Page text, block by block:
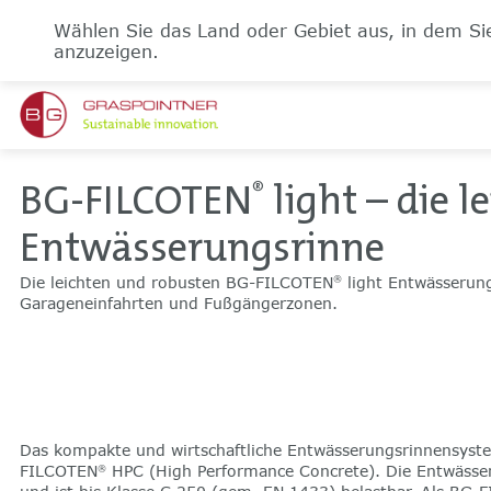
Wählen Sie das Land oder Gebiet aus, in dem
anzuzeigen.
BG-FILCOTEN® light – die
Entwässerungsrinne
Die leichten und robusten BG-FILCOTEN®light
Garageneinfahrten und Fußgängerzonen.
Das kompakte und wirtschaftliche
FILCOTEN®HPC (High Performance Concrete). Die